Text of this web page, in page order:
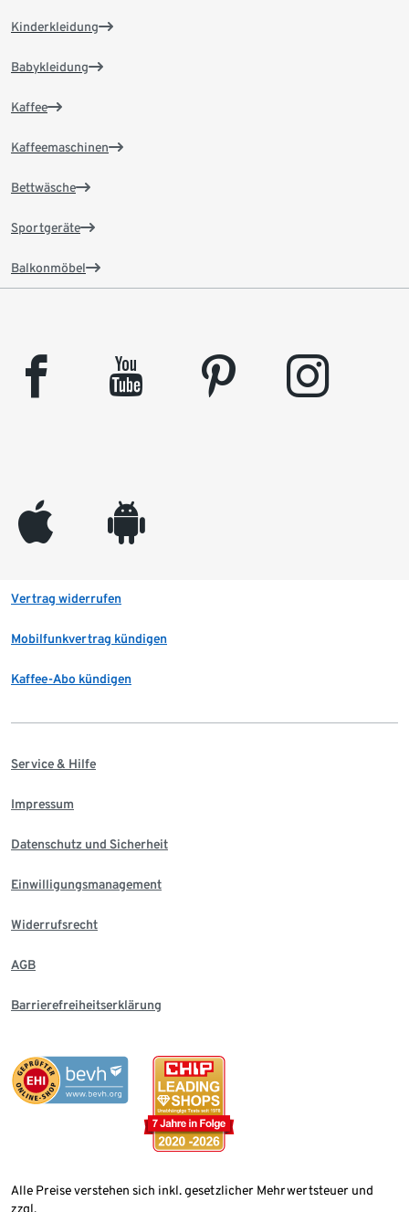
Kinderkleidung
Babykleidung
Kaffee
Kaffeemaschinen
Bettwäsche
Sportgeräte
Balkonmöbel
facebook youtube pinterest instagram
appleinc android
Vertrag widerrufen
Mobilfunkvertrag kündigen
Kaffee-Abo kündigen
Service & Hilfe
Impressum
Datenschutz und Sicherheit
Einwilligungsmanagement
Widerrufsrecht
AGB
Barrierefreiheitserklärung
Alle Preise verstehen sich inkl. gesetzlicher Mehrwertsteuer und
zzgl.